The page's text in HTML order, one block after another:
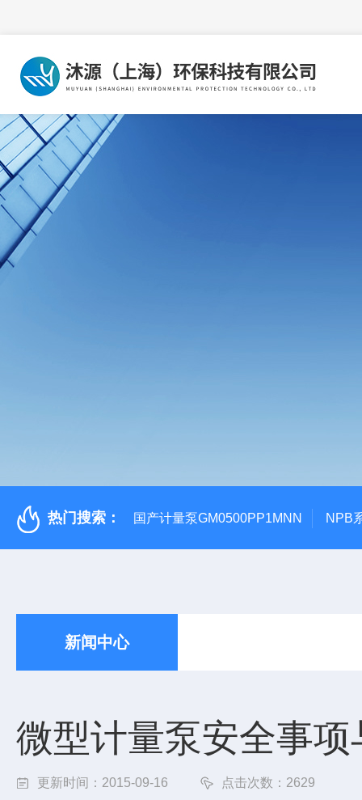
热门搜索： 国产计量泵GM0500PP1MNN NPB
新闻中心
微型计量泵安全事
更新时间：2015-09-16 点击次数：2629